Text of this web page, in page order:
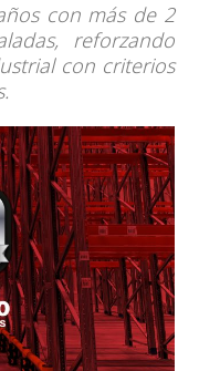
con más de 2
reforzando
con criterios